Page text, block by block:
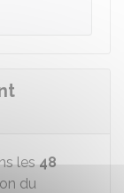
les48
du